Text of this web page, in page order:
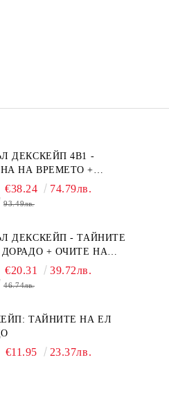
ДЕКСКЕЙП 4В1 -
НА ВРЕМЕТО +
ОТ АЛКАТРАЗ +
НА ЕЛ ДОРАДО +
€38.24 74.79лв.
93.49лв.
ДЕКСКЕЙП - ТАЙНИТЕ
+ ОЧИТЕ НА
€20.31 39.72лв.
46.74лв.
ТАЙНИТЕ НА ЕЛ
€11.95 23.37лв.